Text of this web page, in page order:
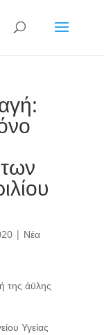
| Νέα
της άϋλης
Υγείας